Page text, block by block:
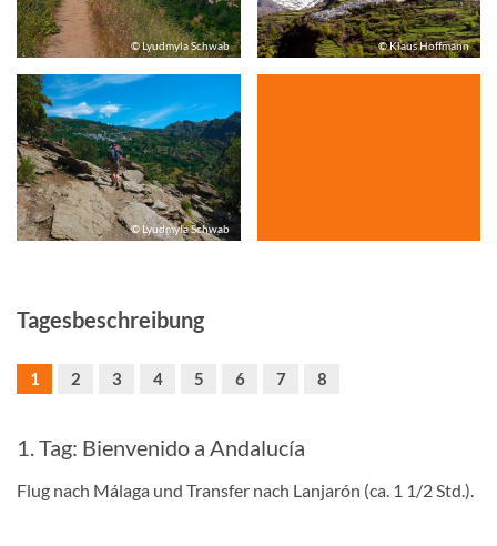
© Lyudmyla Schwab © Klaus Hoffmann
© Lyudmyla Schwab
Tagesbeschreibung
1 2 3 4 5 6 7 8
1. Tag: Bienvenido a Andalucía
Flug nach Málaga und Transfer nach Lanjarón (ca. 1 1/2 Std.).